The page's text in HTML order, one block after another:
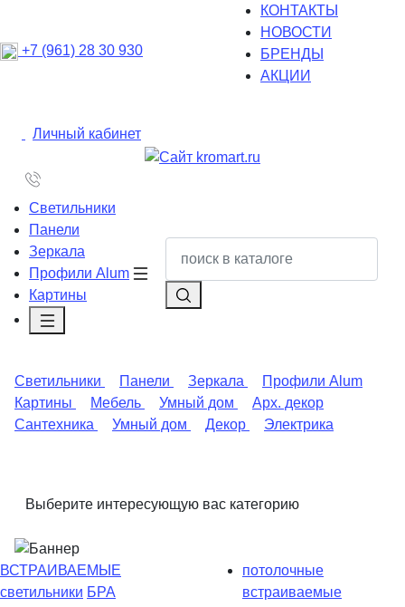
+7 (961) 28 30 930
КОНТАКТЫ
НОВОСТИ
БРЕНДЫ
АКЦИИ
Личный кабинет
Светильники
Панели
Зеркала
Профили Alum
Картины
Светильники Панели Зеркала
Профили Alum
Картины
Мебель Умный дом
Арх. декор
Сантехника
Умный дом Декор Электрика
Выберите интересующую вас категорию
ВСТРАИВАЕМЫЕ
светильники БРА
потолочные
встраиваемые